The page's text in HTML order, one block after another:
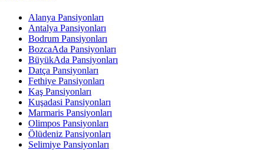
Alanya Pansiyonları
Antalya Pansiyonları
Bodrum Pansiyonları
BozcaAda Pansiyonları
BüyükAda Pansiyonları
Datça Pansiyonları
Fethiye Pansiyonları
Kaş Pansiyonları
Kuşadasi Pansiyonları
Marmaris Pansiyonları
Olimpos Pansiyonları
Ölüdeniz Pansiyonları
Selimiye Pansiyonları